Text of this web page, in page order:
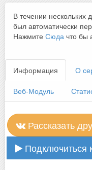
В течении нескольких
был автоматически
Нажмите Сюда что бы
Информация О
Веб-Модуль
Рассказать
Подключиться